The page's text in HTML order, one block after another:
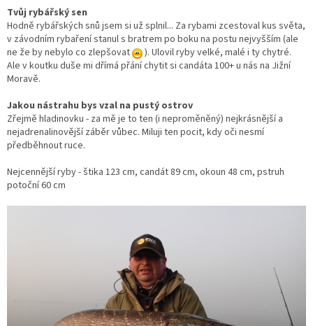
Tvůj rybářský sen
Hodně rybářských snů jsem si už splnil... Za rybami zcestoval kus světa,
v závodním rybaření stanul s bratrem po boku na postu nejvyšším (ale
ne že by nebylo co zlepšovat
). Ulovil ryby velké, malé i ty chytré.
Ale v koutku duše mi dřímá přání chytit si candáta 100+ u nás na Jižní
Moravě.
Jakou nástrahu bys vzal na pustý ostrov
Zřejmě hladinovku - za mě je to ten (i neproměněný) nejkrásnější a
nejadrenalinovější záběr vůbec. Miluji ten pocit, kdy oči nesmí
předběhnout ruce.
Nejcennější ryby - štika 123 cm, candát 89 cm, okoun 48 cm, pstruh
potoční 60 cm